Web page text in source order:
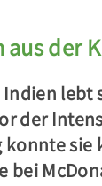
der
Indien lebt
der
sie
bei